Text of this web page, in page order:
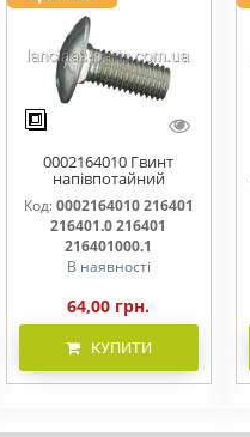
0002164010 Гвинт
напівпотайний
М10х25х20 216401
216401.0 216401.1
216401000
Код:0002164010 216401
216401.0 216401
216401000.1
В наявності
64,00 грн.
КУПИТИ